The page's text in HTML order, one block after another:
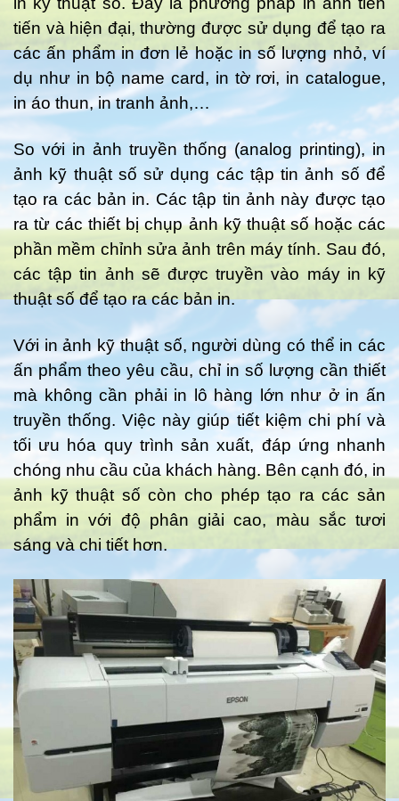
tiến và hiện đại, thường được sử dụng để tạo ra
các ấn phẩm in đơn lẻ hoặc in số lượng nhỏ, ví
dụ như in bộ name card, in tờ rơi, in catalogue,
in áo thun, in tranh ảnh,…
So với in ảnh truyền thống (analog printing), in
ảnh kỹ thuật số sử dụng các tập tin ảnh số để
tạo ra các bản in. Các tập tin ảnh này được tạo
ra từ các thiết bị chụp ảnh kỹ thuật số hoặc các
phần mềm chỉnh sửa ảnh trên máy tính. Sau đó,
các tập tin ảnh sẽ được truyền vào máy in kỹ
thuật số để tạo ra các bản in.
Với in ảnh kỹ thuật số, người dùng có thể in các
ấn phẩm theo yêu cầu, chỉ in số lượng cần thiết
mà không cần phải in lô hàng lớn như ở in ấn
truyền thống. Việc này giúp tiết kiệm chi phí và
tối ưu hóa quy trình sản xuất, đáp ứng nhanh
chóng nhu cầu của khách hàng. Bên cạnh đó, in
ảnh kỹ thuật số còn cho phép tạo ra các sản
phẩm in với độ phân giải cao, màu sắc tươi
sáng và chi tiết hơn.